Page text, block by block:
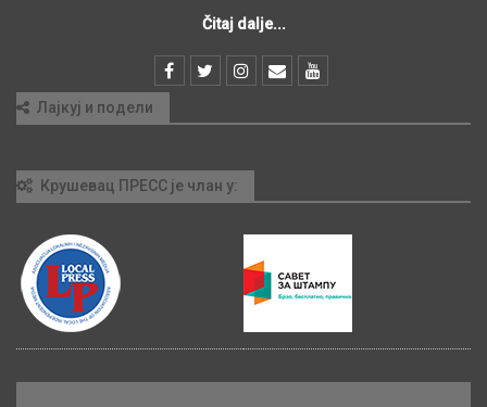
Čitaj dalje...
Лајкуј и подели
Крушевац ПРЕСС је члан у: